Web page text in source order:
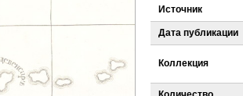
с
ь
Источник
Дата публикации
Коллекция